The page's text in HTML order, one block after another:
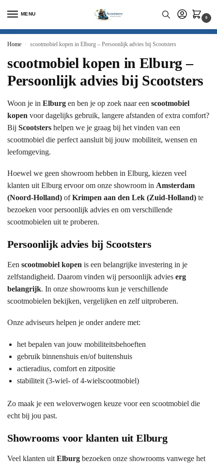
MENU
0
Home / scootmobiel kopen in Elburg – Persoonlijk advies bij Scootsters
scootmobiel kopen in Elburg –
Persoonlijk advies bij Scootsters
Woon je in Elburg en ben je op zoek naar een scootmobiel
kopen voor dagelijks gebruik, langere afstanden of extra comfort?
Bij Scootsters helpen we je graag bij het vinden van een
scootmobiel die perfect aansluit bij jouw mobiliteit, wensen en
leefomgeving.
Hoewel we geen showroom hebben in Elburg, kiezen veel
klanten uit Elburg ervoor om onze showroom in Amsterdam
(Noord-Holland) ofKrimpen aan den Lek (Zuid-Holland) te
bezoeken voor persoonlijk advies en om verschillende
scootmobielen uit te proberen.
Persoonlijk advies bij Scootsters
Een scootmobiel kopen is een belangrijke investering in je
zelfstandigheid. Daarom vinden wij persoonlijk advies erg
belangrijk. In onze showrooms kun je verschillende
scootmobielen bekijken, vergelijken en zelf uitproberen.
Onze adviseurs helpen je onder andere met:
het bepalen van jouw mobiliteitsbehoeften
gebruik binnenshuis en/of buitenshuis
actieradius, comfort en zitpositie
stabiliteit (3-wiel- of 4-wielscootmobiel)
Zo maak je een weloverwogen keuze voor een scootmobiel die
echt bij jou past.
Showrooms voor klanten uit Elburg
Veel klanten uit Elburg bezoeken onze showrooms vanwege het